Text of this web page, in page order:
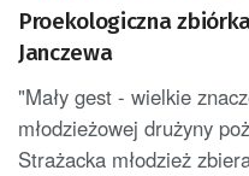
Proekologiczna
Janczewa
"Mały gest - wielkie
młodzieżowej drużyny
Strażacka młodzież